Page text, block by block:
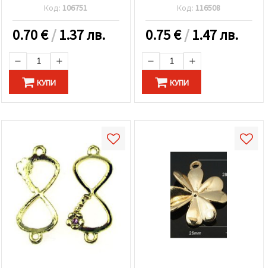
цвят бял -5 броя
Код: 106751
0.70€/1.37 лв.
КУПИ
цвят злато
Код: 116508
0.75€/1.47 лв.
КУПИ